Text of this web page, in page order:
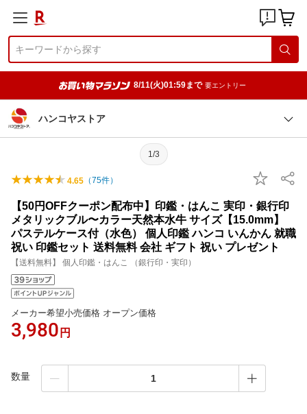
8/11(火)01:59まで 要エントリー
ハンコヤストア
1/3
4.65 （75件）
【50円OFFクーポン配布中】印鑑・はんこ 実印・銀行印
メタリックブル〜カラー天然本水牛 サイズ【15.0mm】
パステルケース付（水色） 個人印鑑 ハンコ いんかん 就職
祝い 印鑑セット 送料無料 会社 ギフト 祝い プレゼント
【送料無料】 個人印鑑・はんこ （銀行印・実印）
メーカー希望小売価格 オープン価格
3,980 円
数量